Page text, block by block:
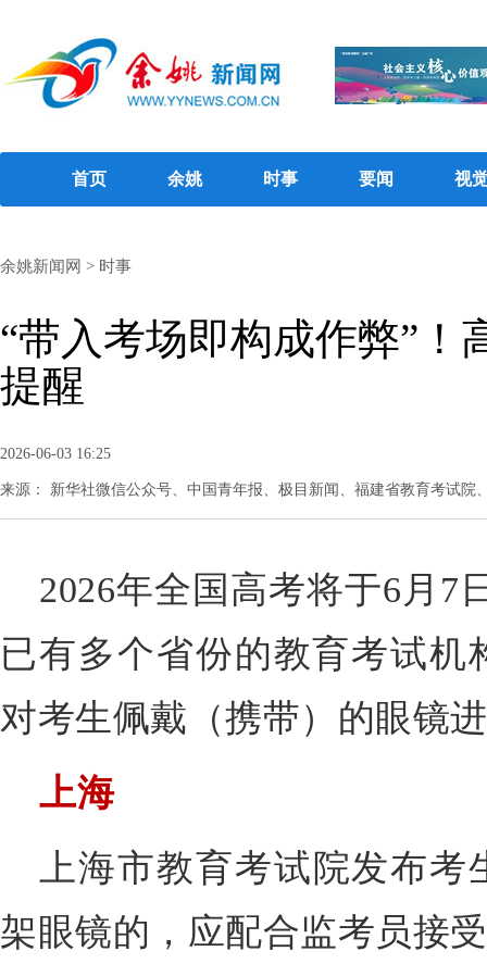
首页 余姚 时事 要闻 视
余姚新闻网 > 时事
“带入考场即构成作弊”！
提醒
2026-06-03 16:25
来源： 新华社微信公众号、中国青年报、极目新闻、福建省教育考试院
2026年全国高考将于6月7
已有多个省份的教育考试
对考生佩戴（携带）的眼镜
上海
上海市教育考试院发布考
架眼镜的，应配合监考员接